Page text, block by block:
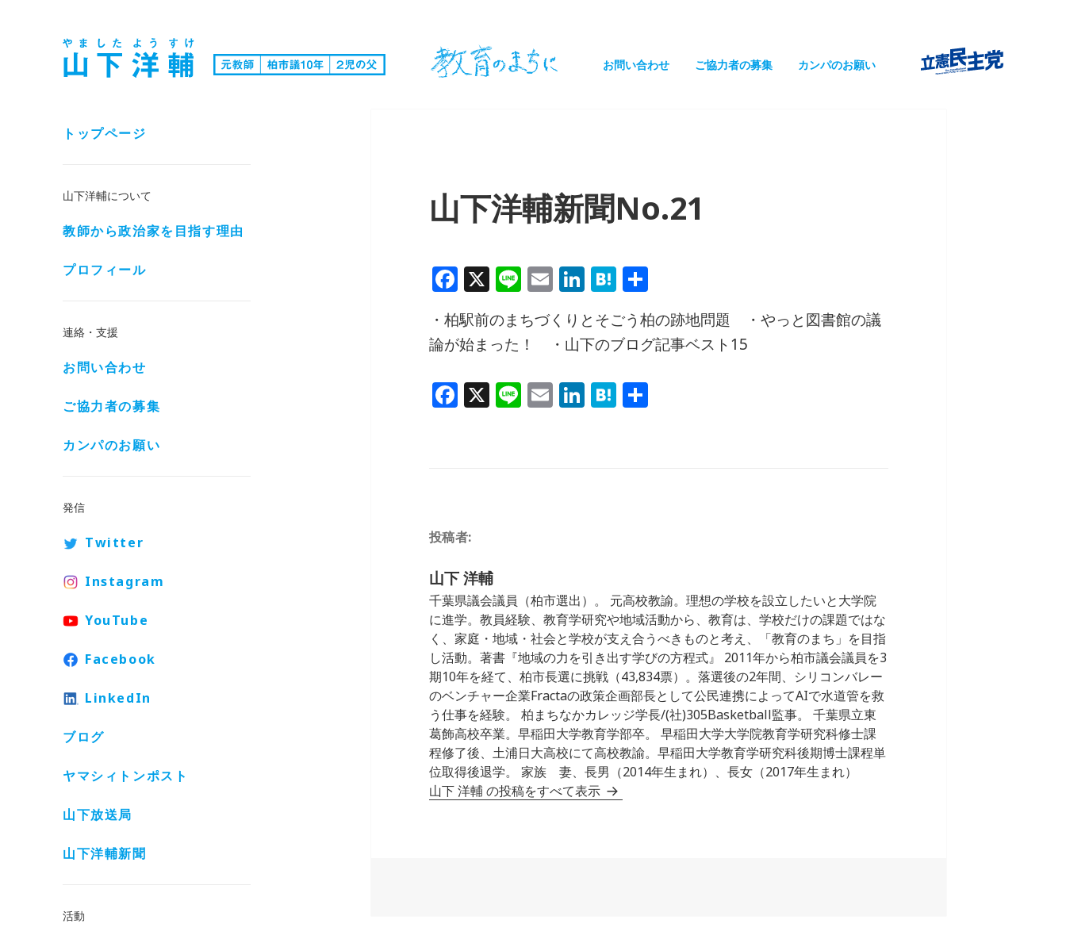
お問い合わせ ご協力者の募集 カンパのお願い
トップページ
山下洋輔について
教師から政治家を目指す理由
プロフィール
連絡・支援
お問い合わせ
ご協力者の募集
カンパのお願い
発信
Twitter
Instagram
YouTube
Facebook
LinkedIn
ブログ
ヤマシィトンポスト
山下放送局
山下洋輔新聞
活動
山下洋輔新聞No.21
F
a
c
e
b
o
X Li
e
E
ai
l
Li
k
e
dI
n
H
at
e
n
a
共
有
・柏駅前のまちづくりとそごう柏の跡地問題 ・やっと図書館の議
論が始まった！ ・山下のブログ記事ベスト15
F
o
o
k
X Li E Li H 共
投稿者:
山下 洋輔
千葉県議会議員（柏市選出）。 元高校教諭。理想の学校を設立したいと大学院
に進学。教員経験、教育学研究や地域活動から、教育は、学校だけの課題ではな
く、家庭・地域・社会と学校が支え合うべきものと考え、「教育のまち」を目指
し活動。著書『地域の力を引き出す学びの方程式』 2011年から柏市議会議員を3
期10年を経て、柏市長選に挑戦（43,834票）。落選後の2年間、シリコンバレー
のベンチャー企業Fractaの政策企画部長として公民連携によってAIで水道管を救
う仕事を経験。 柏まちなかカレッジ学長/(社)305Basketball監事。 千葉県立東
葛飾高校卒業。早稲田大学教育学部卒。 早稲田大学大学院教育学研究科修士課
程修了後、土浦日大高校にて高校教諭。早稲田大学教育学研究科後期博士課程単
位取得後退学。 家族 妻、長男（2014年生まれ）、長女（2017年生まれ）
山下 洋輔 の投稿をすべて表示